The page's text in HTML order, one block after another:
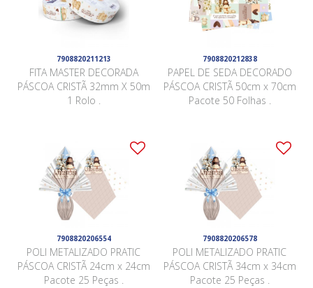
7908820211213
FITA MASTER DECORADA
PÁSCOA CRISTÃ 32mm X 50m
1 Rolo .
7908820212838
PAPEL DE SEDA DECORADO
PÁSCOA CRISTÃ 50cm x 70cm
Pacote 50 Folhas .
7908820206554
POLI METALIZADO PRATIC
PÁSCOA CRISTÃ 24cm x 24cm
Pacote 25 Peças .
7908820206578
POLI METALIZADO PRATIC
PÁSCOA CRISTÃ 34cm x 34cm
Pacote 25 Peças .